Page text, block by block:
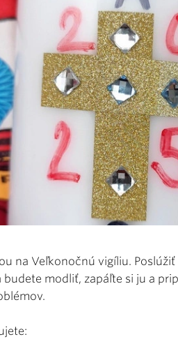
na Veľkonočnú vigíliu.
modliť, zapáľte si ju a